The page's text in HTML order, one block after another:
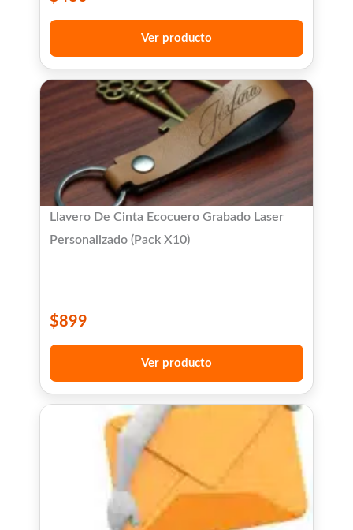
Ver producto
Llavero De Cinta Ecocuero Grabado Laser
Personalizado (Pack X10)
$899
Ver producto